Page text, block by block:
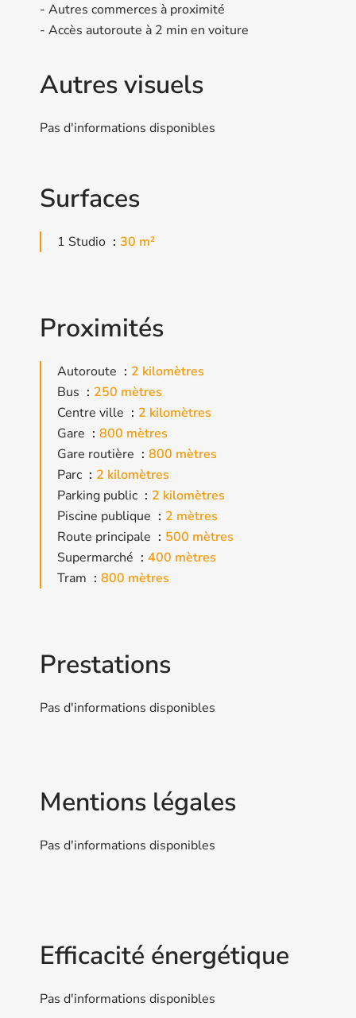
- Autres commerces à proximité
- Accès autoroute à 2 min en voiture
Autres visuels
Pas d'informations disponibles
Surfaces
1 Studio 30 m²
Proximités
Autoroute
2 kilomètres
Bus
250 mètres
Centre ville
2 kilomètres
Gare
800 mètres
Gare routière
800 mètres
Parc
2 kilomètres
Parking public
2 kilomètres
Piscine publique
2 mètres
Route principale
500 mètres
Supermarché
400 mètres
Tram
800 mètres
Prestations
Pas d'informations disponibles
Mentions légales
Pas d'informations disponibles
Efficacité énergétique
Pas d'informations disponibles